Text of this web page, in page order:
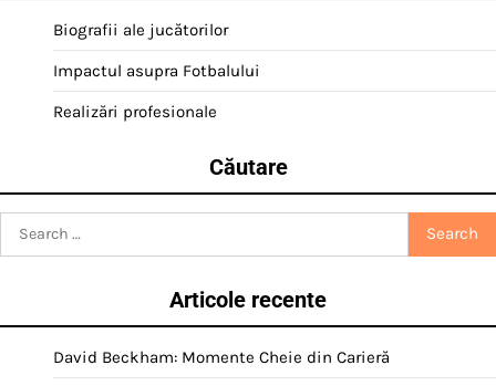
Biografii ale jucătorilor
Impactul asupra Fotbalului
Realizări profesionale
Căutare
Articole recente
David Beckham: Momente Cheie din Carieră